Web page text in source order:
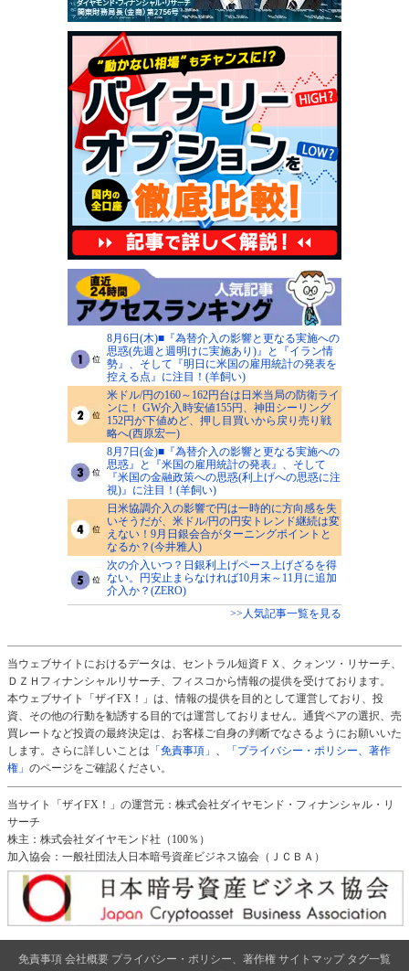
8月6日(木)■『為替介入の影響と更なる実施への
思惑(先週と週明けに実施あり)』と『イラン情
勢』、そして『明日に米国の雇用統計の発表を
控える点』に注目！(羊飼い)
米ドル/円の160～162円台は日米当局の防衛ライ
ンに！ GW介入時安値155円、神田シーリング
152円が下値めど、押し目買いから戻り売り戦
略へ(西原宏一)
8月7日(金)■『為替介入の影響と更なる実施への
思惑』と『米国の雇用統計の発表』、そして
『米国の金融政策への思惑(利上げへの思惑に注
視)』に注目！(羊飼い)
日米協調介入の影響で円は一時的に方向感を失
いそうだが、米ドル/円の円安トレンド継続は変
えない！9月日銀会合がターニングポイントと
なるか？(今井雅人)
次の介入いつ？日銀利上げペース上げざるを得
ない。円安止まらなければ10月末～11月に追加
介入か？(ZERO)
>>人気記事一覧を見る
当ウェブサイトにおけるデータは、セントラル短資ＦＸ、クォンツ・リサーチ、
ＤＺＨフィナンシャルリサーチ、フィスコから情報の提供を受けております。
本ウェブサイト「ザイFX！」は、情報の提供を目的として運営しており、投
資、その他の行動を勧誘する目的では運営しておりません。通貨ペアの選択、売
買レートなど投資の最終決定は、お客様ご自身の判断でなさるようにお願いいた
します。さらに詳しいことは 「免責事項」
「プライバシー・ポリシー、著作
権」 のページをご確認ください。
当サイト「ザイFX！」の運営元：株式会社ダイヤモンド・フィナンシャル・リ
サーチ
株主：株式会社ダイヤモンド社（100％）
加入協会：一般社団法人日本暗号資産ビジネス協会（ＪＣＢＡ）
免責事項 会社概要 プライバシー・ポリシー、著作権 サイトマップ タグ一覧